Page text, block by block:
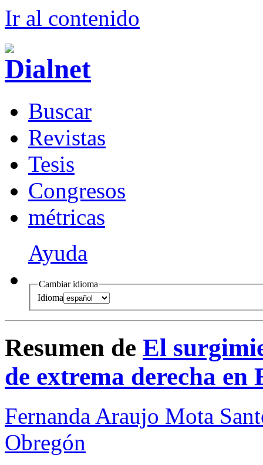
Ir al contenido
Buscar
Revistas
Tesis
Congresos
métricas
Ayuda
Cambiar idioma
Idioma
Resumen de El
de extrema derecha en
Fernanda Araujo Mota
Obregón